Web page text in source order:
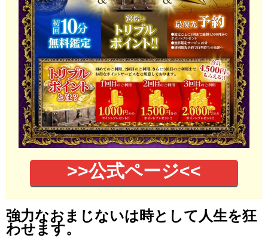
>>公式ページ<<
強力なおまじないは時として人生を狂
わせます。